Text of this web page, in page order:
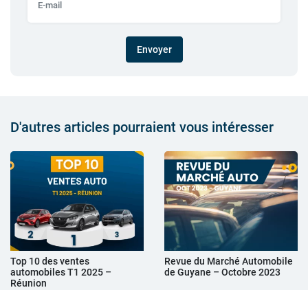
Envoyer
D'autres articles pourraient vous intéresser
Top 10 des ventes
automobiles T1 2025 –
Réunion
Revue du Marché Automobile
de Guyane – Octobre 2023